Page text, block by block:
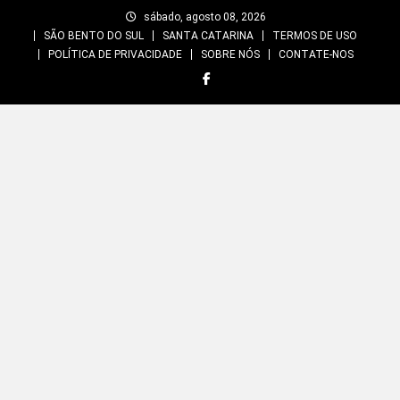
sábado, agosto 08, 2026
SÃO BENTO DO SUL
SANTA CATARINA
TERMOS DE USO
POLÍTICA DE PRIVACIDADE
SOBRE NÓS CONTATE-NOS